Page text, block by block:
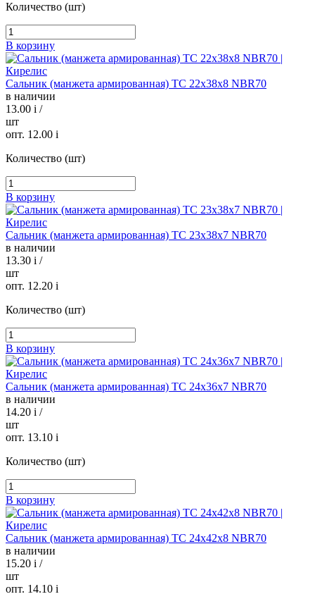
Количество (шт)
В корзину
Сальник (манжета армированная) TC 22х38х8 NBR70
в наличии
13.00 i /
шт
опт. 12.00 i
Количество (шт)
В корзину
Сальник (манжета армированная) TC 23х38х7 NBR70
в наличии
13.30 i /
шт
опт. 12.20 i
Количество (шт)
В корзину
Сальник (манжета армированная) TC 24х36х7 NBR70
в наличии
14.20 i /
шт
опт. 13.10 i
Количество (шт)
В корзину
Сальник (манжета армированная) TC 24х42х8 NBR70
в наличии
15.20 i /
шт
опт. 14.10 i